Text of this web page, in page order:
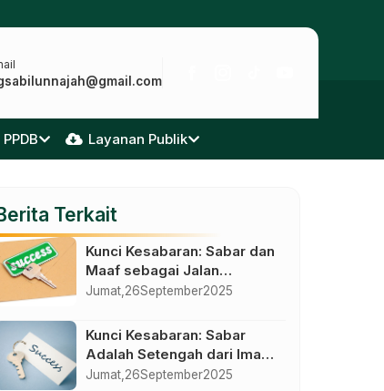
PPDB Layanan Publik
Terkait
Kunci Kesabaran: Sabar dan
Maaf sebagai Jalan
Kemuliaan Sejati
Jumat, 26September2025
Kunci Kesabaran: Sabar
Adalah Setengah dari Iman
dan Kemenangan dalam
Jumat, 26September2025